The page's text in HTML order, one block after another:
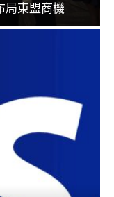
局東盟商機